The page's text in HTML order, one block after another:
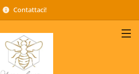
Contattaci!